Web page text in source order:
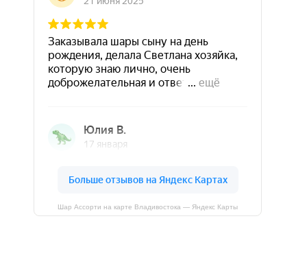
Шар Ассорти на карте Владивостока — Яндекс Карты